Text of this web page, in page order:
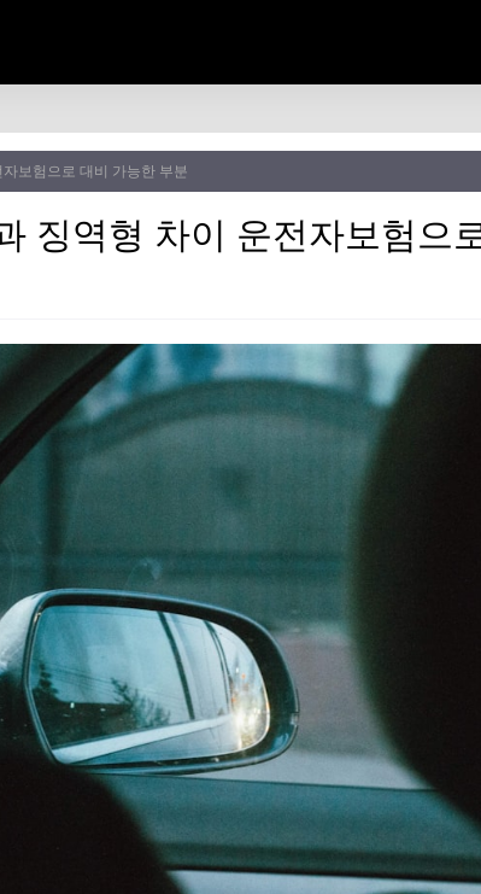
보험으로 대비 가능한 부분
징역형 차이 운전자보험으